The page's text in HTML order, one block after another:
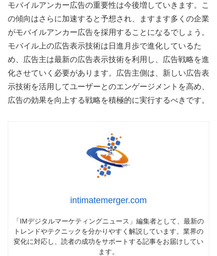
モバイルアンカー広告の重要性は今後増していきます。こ
の傾向はさらに加速すると予想され、ますます多くの企業
がモバイルアンカー広告を採用することになるでしょう。
モバイル上の広告表示技術は日進月歩で進化しているた
め、広告主は最新の広告表示技術を利用し、広告戦略を進
化させていく必要があります。広告主側は、新しい広告表
示技術を活用してユーザーとのエンゲージメントを高め、
広告の効果を向上する戦略を積極的に実行するべきです。
intimatemerger.com
「IMデジタルマーケティングニュース」編集者として、最新の
トレンドやテクニックを分かりやすく解説しています。業界の
変化に対応し、読者の成功をサポートする記事をお届けしてい
ます。